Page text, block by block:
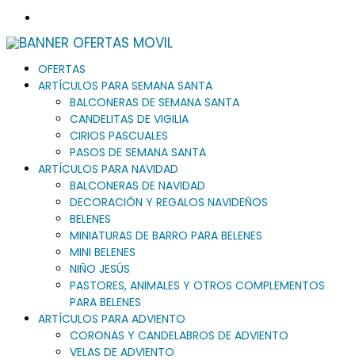
OFERTAS
ARTÍCULOS PARA SEMANA SANTA
BALCONERAS DE SEMANA SANTA
CANDELITAS DE VIGILIA
CIRIOS PASCUALES
PASOS DE SEMANA SANTA
ARTÍCULOS PARA NAVIDAD
BALCONERAS DE NAVIDAD
DECORACIÓN Y REGALOS NAVIDEÑOS
BELENES
MINIATURAS DE BARRO PARA BELENES
MINI BELENES
NIÑO JESÚS
PASTORES, ANIMALES Y OTROS COMPLEMENTOS
PARA BELENES
ARTÍCULOS PARA ADVIENTO
CORONAS Y CANDELABROS DE ADVIENTO
VELAS DE ADVIENTO